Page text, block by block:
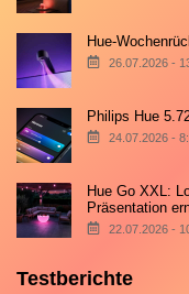
Hue-
26.07.2026 -
Philips Hue
24.07.2026 -
Hue Go XXL:
Präsentation
22.07.2026 -
Testberichte